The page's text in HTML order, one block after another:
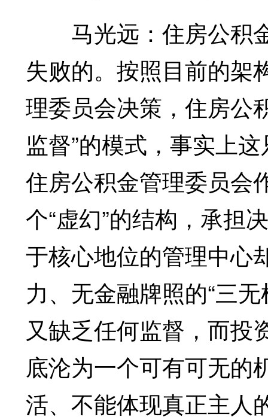
马光远：住房公积
失败的。按照目前的架
理委员会决策，住房公
监督”的模式，事实上
住房公积金管理委员会
个“虚幻”的结构，承担
于核心地位的管理中心
力、无金融牌照的“三
又缺乏任何监督，而投
底沦为一个可有可无的
活、不能体现真正主人